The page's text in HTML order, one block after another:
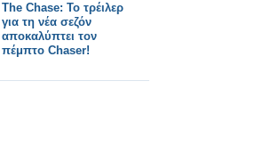
The Chase: Το τρέιλερ
για τη νέα σεζόν
αποκαλύπτει τον
πέμπτο Chaser!